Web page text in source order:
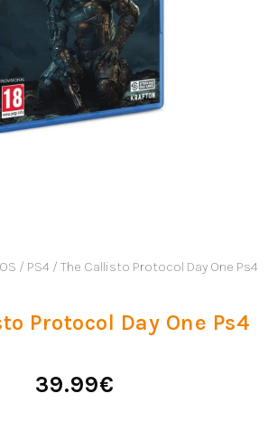
/ PS4 / The Callisto Protocol Day One Ps4
Protocol Day One Ps4
39.99€